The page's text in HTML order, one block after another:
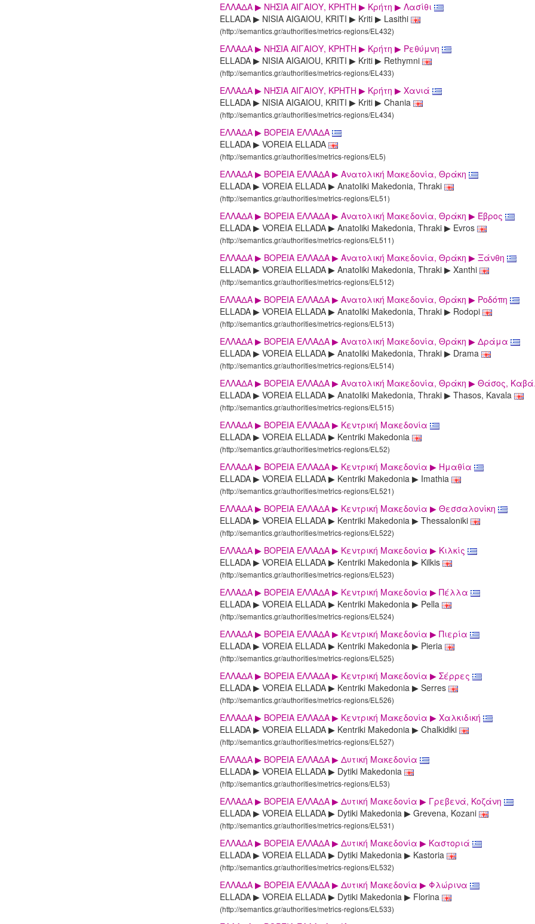
ΕΛΛΑΔΑ ▶ NΗΣΙΑ ΑΙΓΑΙΟΥ, KΡΗΤΗ ▶ Κρήτη ▶ Λασίθι
ELLADA ▶ NISIA AIGAIOU, KRITI ▶ Kriti ▶ Lasithi
(http://semantics.gr/authorities/metrics-regions/EL432)
ΕΛΛΑΔΑ ▶ NΗΣΙΑ ΑΙΓΑΙΟΥ, KΡΗΤΗ ▶ Κρήτη ▶ Ρεθύμνη
ELLADA ▶ NISIA AIGAIOU, KRITI ▶ Kriti ▶ Rethymni
(http://semantics.gr/authorities/metrics-regions/EL433)
ΕΛΛΑΔΑ ▶ NΗΣΙΑ ΑΙΓΑΙΟΥ, KΡΗΤΗ ▶ Κρήτη ▶ Χανιά
ELLADA ▶ NISIA AIGAIOU, KRITI ▶ Kriti ▶ Chania
(http://semantics.gr/authorities/metrics-regions/EL434)
ΕΛΛΑΔΑ ▶ ΒΟΡΕΙΑ ΕΛΛΑΔΑ
ELLADA ▶ VOREIA ELLADA
(http://semantics.gr/authorities/metrics-regions/EL5)
ΕΛΛΑΔΑ ▶ ΒΟΡΕΙΑ ΕΛΛΑΔΑ ▶ Aνατολική Μακεδονία, Θράκη
ELLADA ▶ VOREIA ELLADA ▶ Anatoliki Makedonia, Thraki
(http://semantics.gr/authorities/metrics-regions/EL51)
ΕΛΛΑΔΑ ▶ ΒΟΡΕΙΑ ΕΛΛΑΔΑ ▶ Aνατολική Μακεδονία, Θράκη ▶ Έβρος
ELLADA ▶ VOREIA ELLADA ▶ Anatoliki Makedonia, Thraki ▶ Evros
(http://semantics.gr/authorities/metrics-regions/EL511)
ΕΛΛΑΔΑ ▶ ΒΟΡΕΙΑ ΕΛΛΑΔΑ ▶ Aνατολική Μακεδονία, Θράκη ▶ Ξάνθη
ELLADA ▶ VOREIA ELLADA ▶ Anatoliki Makedonia, Thraki ▶ Xanthi
(http://semantics.gr/authorities/metrics-regions/EL512)
ΕΛΛΑΔΑ ▶ ΒΟΡΕΙΑ ΕΛΛΑΔΑ ▶ Aνατολική Μακεδονία, Θράκη ▶ Ροδόπη
ELLADA ▶ VOREIA ELLADA ▶ Anatoliki Makedonia, Thraki ▶ Rodopi
(http://semantics.gr/authorities/metrics-regions/EL513)
ΕΛΛΑΔΑ ▶ ΒΟΡΕΙΑ ΕΛΛΑΔΑ ▶ Aνατολική Μακεδονία, Θράκη ▶ Δράμα
ELLADA ▶ VOREIA ELLADA ▶ Anatoliki Makedonia, Thraki ▶ Drama
(http://semantics.gr/authorities/metrics-regions/EL514)
ΕΛΛΑΔΑ ▶ ΒΟΡΕΙΑ ΕΛΛΑΔΑ ▶ Aνατολική Μακεδονία, Θράκη ▶ Θάσος,
ELLADA ▶ VOREIA ELLADA ▶ Anatoliki Makedonia, Thraki ▶ Thasos, Kavala
(http://semantics.gr/authorities/metrics-regions/EL515)
ΕΛΛΑΔΑ ▶ ΒΟΡΕΙΑ ΕΛΛΑΔΑ ▶ Κεντρική Μακεδονία
ELLADA ▶ VOREIA ELLADA ▶ Kentriki Makedonia
(http://semantics.gr/authorities/metrics-regions/EL52)
ΕΛΛΑΔΑ ▶ ΒΟΡΕΙΑ ΕΛΛΑΔΑ ▶ Κεντρική Μακεδονία ▶ Ημαθία
ELLADA ▶ VOREIA ELLADA ▶ Kentriki Makedonia ▶ Imathia
(http://semantics.gr/authorities/metrics-regions/EL521)
ΕΛΛΑΔΑ ▶ ΒΟΡΕΙΑ ΕΛΛΑΔΑ ▶ Κεντρική Μακεδονία ▶ Θεσσαλονίκη
ELLADA ▶ VOREIA ELLADA ▶ Kentriki Makedonia ▶ Thessaloniki
(http://semantics.gr/authorities/metrics-regions/EL522)
ΕΛΛΑΔΑ ▶ ΒΟΡΕΙΑ ΕΛΛΑΔΑ ▶ Κεντρική Μακεδονία ▶ Κιλκίς
ELLADA ▶ VOREIA ELLADA ▶ Kentriki Makedonia ▶ Kilkis
(http://semantics.gr/authorities/metrics-regions/EL523)
ΕΛΛΑΔΑ ▶ ΒΟΡΕΙΑ ΕΛΛΑΔΑ ▶ Κεντρική Μακεδονία ▶ Πέλλα
ELLADA ▶ VOREIA ELLADA ▶ Kentriki Makedonia ▶ Pella
(http://semantics.gr/authorities/metrics-regions/EL524)
ΕΛΛΑΔΑ ▶ ΒΟΡΕΙΑ ΕΛΛΑΔΑ ▶ Κεντρική Μακεδονία ▶ Πιερία
ELLADA ▶ VOREIA ELLADA ▶ Kentriki Makedonia ▶ Pieria
(http://semantics.gr/authorities/metrics-regions/EL525)
ΕΛΛΑΔΑ ▶ ΒΟΡΕΙΑ ΕΛΛΑΔΑ ▶ Κεντρική Μακεδονία ▶ Σέρρες
ELLADA ▶ VOREIA ELLADA ▶ Kentriki Makedonia ▶ Serres
(http://semantics.gr/authorities/metrics-regions/EL526)
ΕΛΛΑΔΑ ▶ ΒΟΡΕΙΑ ΕΛΛΑΔΑ ▶ Κεντρική Μακεδονία ▶ Χαλκιδική
ELLADA ▶ VOREIA ELLADA ▶ Kentriki Makedonia ▶ Chalkidiki
(http://semantics.gr/authorities/metrics-regions/EL527)
ΕΛΛΑΔΑ ▶ ΒΟΡΕΙΑ ΕΛΛΑΔΑ ▶ Δυτική Μακεδονία
ELLADA ▶ VOREIA ELLADA ▶ Dytiki Makedonia
(http://semantics.gr/authorities/metrics-regions/EL53)
ΕΛΛΑΔΑ ▶ ΒΟΡΕΙΑ ΕΛΛΑΔΑ ▶ Δυτική Μακεδονία ▶ Γρεβενά, Κοζάνη
ELLADA ▶ VOREIA ELLADA ▶ Dytiki Makedonia ▶ Grevena, Kozani
(http://semantics.gr/authorities/metrics-regions/EL531)
ΕΛΛΑΔΑ ▶ ΒΟΡΕΙΑ ΕΛΛΑΔΑ ▶ Δυτική Μακεδονία ▶ Καστοριά
ELLADA ▶ VOREIA ELLADA ▶ Dytiki Makedonia ▶ Kastoria
(http://semantics.gr/authorities/metrics-regions/EL532)
ΕΛΛΑΔΑ ▶ ΒΟΡΕΙΑ ΕΛΛΑΔΑ ▶ Δυτική Μακεδονία ▶ Φλώρινα
ELLADA ▶ VOREIA ELLADA ▶ Dytiki Makedonia ▶ Florina
(http://semantics.gr/authorities/metrics-regions/EL533)